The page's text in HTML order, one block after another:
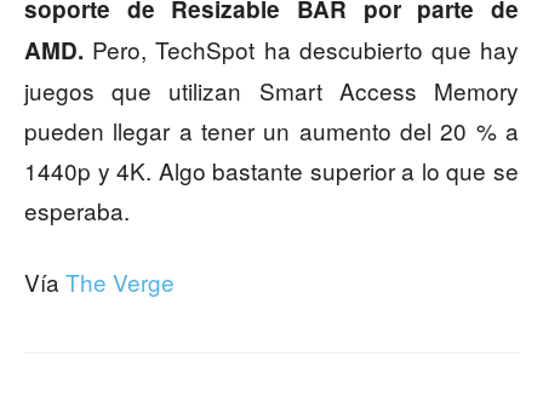
soporte de Resizable BAR por parte de
AMD. Pero, TechSpot ha descubierto que hay
juegos que utilizan Smart Access Memory
pueden llegar a tener un aumento del 20 % a
1440p y 4K. Algo bastante superior a lo que se
esperaba.
VíaThe Verge